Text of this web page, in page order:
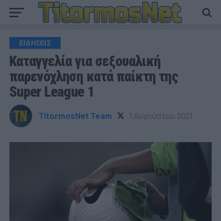
ΕΙΔΗΣΕΙΣ
Καταγγελία για σεξουαλική
παρενόχληση κατά παίκτη της
Super League 1
TitormosNet Team 1 Αυγούστου 2021